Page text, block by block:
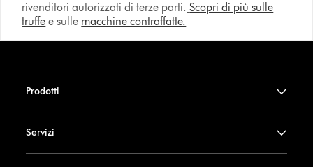
rivenditori autorizzati di terze parti. Scopri di più sulle
truffe e sulle macchine contraffatte.
Prodotti
Servizi